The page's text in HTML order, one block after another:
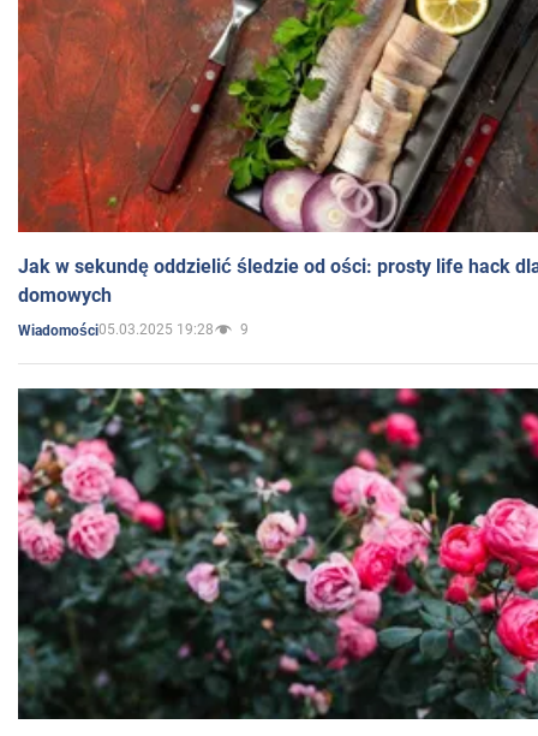
Jak w sekundę oddzielić śledzie od ości: prosty life hack
domowych
Wiadomości05.03.2025 19:28 9